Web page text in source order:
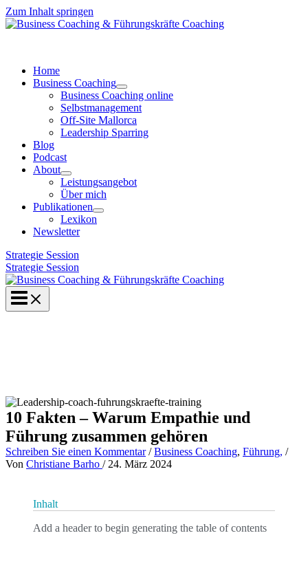
Zum Inhalt springen
Home
Business Coaching
Business Coaching online
Selbstmanagement
Off-Site Mallorca
Leadership Sparring
Blog
Podcast
About
Leistungsangebot
Über mich
Publikationen
Lexikon
Newsletter
Strategie Session
Strategie Session
10 Fakten – Warum Empathie und
Führung zusammen gehören
Schreiben Sie einen Kommentar /Business Coaching, Führung, /
Von Christiane Barho / 24. März 2024
Inhalt
Add a header to begin generating the table of contents